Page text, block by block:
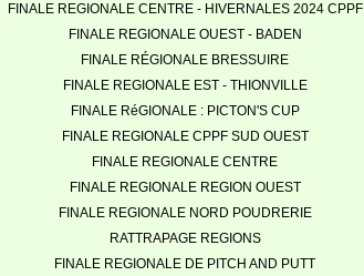
FINALE REGIONALE CENTRE - HIVERNALES 2024 CPPF
FINALE REGIONALE OUEST - BADEN
FINALE RÉGIONALE BRESSUIRE
FINALE REGIONALE EST - THIONVILLE
FINALE RéGIONALE : PICTON'S CUP
FINALE REGIONALE CPPF SUD OUEST
FINALE REGIONALE CENTRE
FINALE REGIONALE REGION OUEST
FINALE REGIONALE NORD POUDRERIE
RATTRAPAGE REGIONS
FINALE REGIONALE DE PITCH AND PUTT